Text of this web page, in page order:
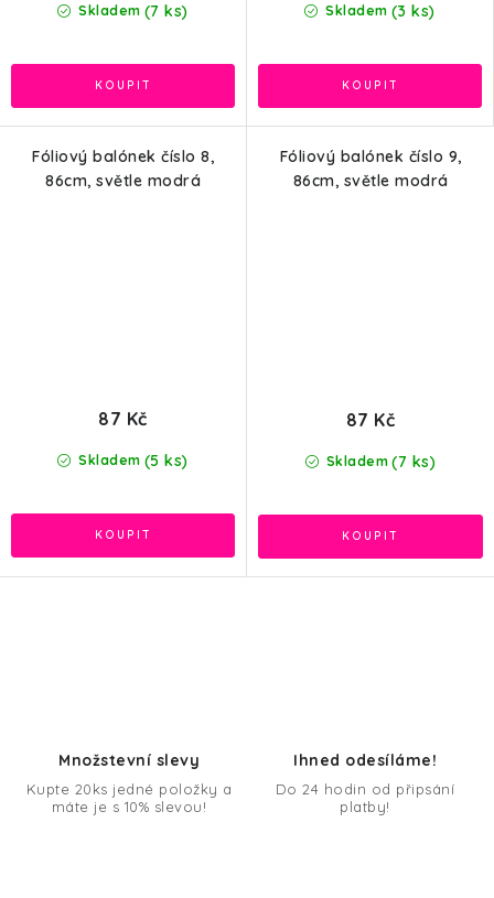
Skladem (7 ks) Skladem (3 ks)
Fóliový balónek číslo 8,
86cm, světle modrá
Skladem (5 ks)
87 Kč
Fóliový balónek číslo 9,
86cm, světle modrá
Skladem (7 ks)
87 Kč
Množstevní slevy
Kupte 20ks jedné položky a
máte je s 10% slevou!
Ihned odesíláme!
Do 24 hodin od připsání
platby!